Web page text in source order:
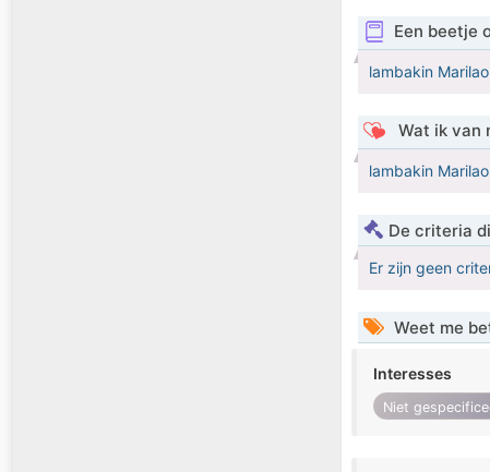
Een beetje
lambakin
Wat ik van
lambakin
De criteria
Er zijn geen
Weet me
Interesses
Niet